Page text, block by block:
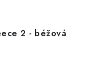
2 - béžová